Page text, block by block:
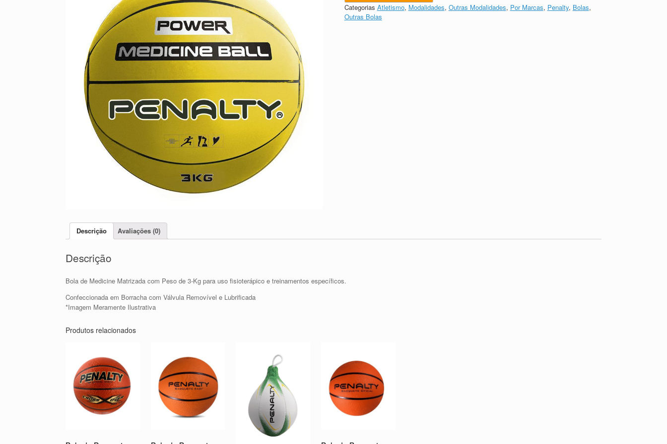
Categorias Atletismo, Modalidades, Outras Modalidades, Por Marcas, Penalty, Bolas,
Outras Bolas
Descrição Avaliações (0)
Descrição
Bola de Medicine Matrizada com Peso de 3-Kg para uso fisioterápico e treinamentos específicos.
Confeccionada em Borracha com Válvula Removível e Lubrificada
*Imagem Meramente Ilustrativa
Produtos relacionados